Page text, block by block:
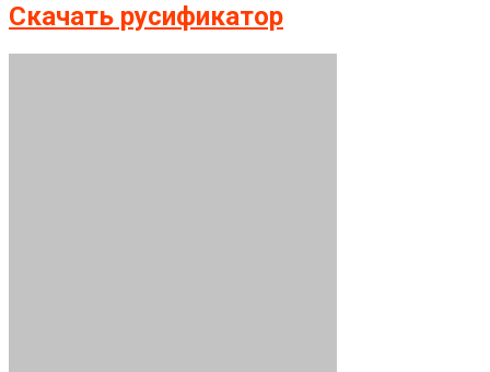
Скачать русификатор